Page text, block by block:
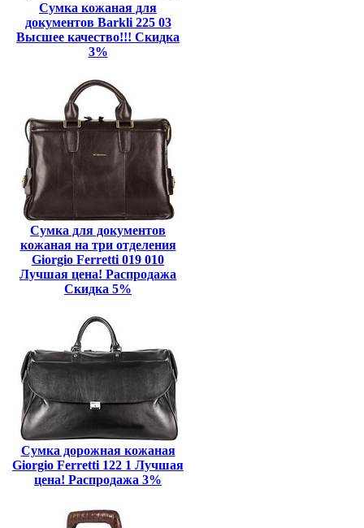
Сумка кожаная для
документов Barkli 225 03
Высшее качество!!! Скидка
3%
Сумка для документов
кожаная на три отделения
Giorgio Ferretti 019 010
Лучшая цена! Распродажа
Скидка 5%
Сумка дорожная кожаная
Giorgio Ferretti 122 1 Лучшая
цена! Распродажа 3%